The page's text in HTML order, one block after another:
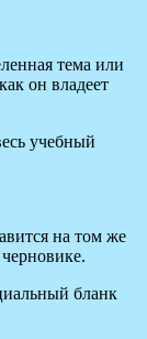
тема или
он владеет
учебный
на том же
бланк